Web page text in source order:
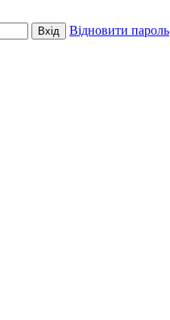
Вхід Відновити пароль